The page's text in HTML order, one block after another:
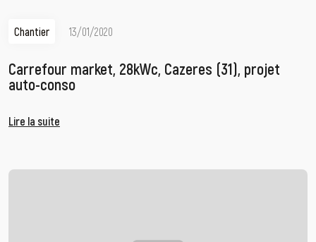
Chantier 13/01/2020
Carrefour market, 28kWc, Cazeres (31), projet
auto-conso
Lire la suite